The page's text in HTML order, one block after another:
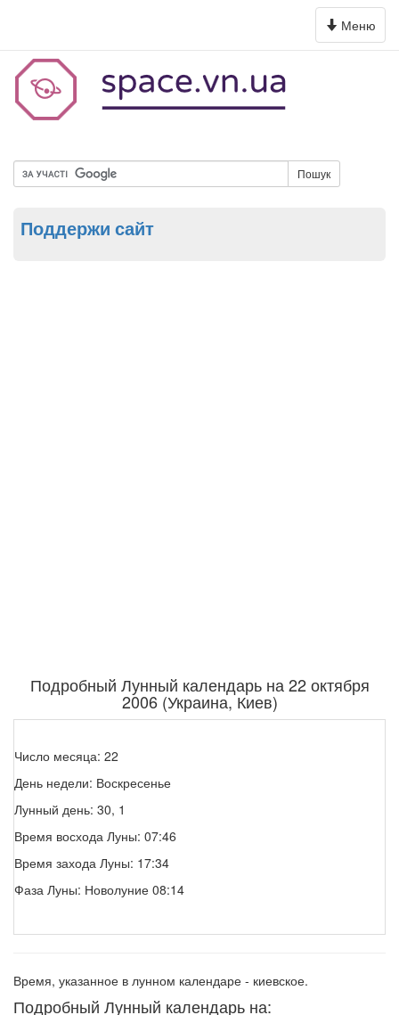
Toggle
navigation
Меню
Пошук
Поддержи сайт
Подробный Лунный календарь на 22 октября
2006 (Украина, Киев)
Число месяца: 22
День недели: Воскресенье
Лунный день: 30, 1
Время восхода Луны: 07:46
Время захода Луны: 17:34
Фаза Луны: Новолуние 08:14
Время, указанное в лунном календаре - киевское.
Подробный Лунный календарь на: